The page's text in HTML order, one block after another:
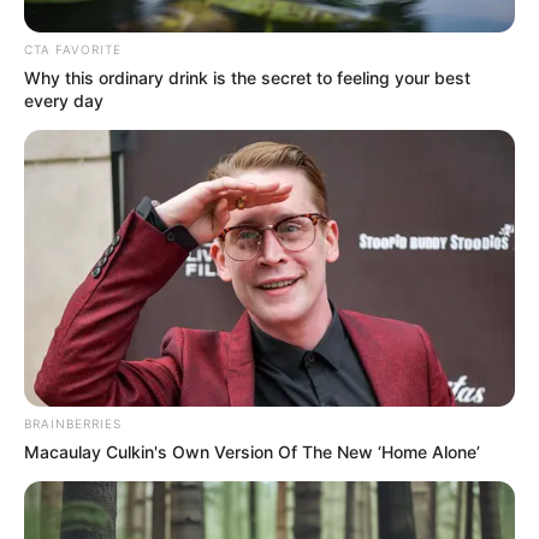
ΔΗΜΟΦΙΛΗ ΑΡΘΡΑ
Η Ρωσία κινητοποίησε το πυρηνικό
υποβρύχιο «K-329 Belgorod» για να
CTA FAVORITE
Why this ordinary drink is the secret to feeling your best
every day
BRAINBERRIES
Macaulay Culkin's Own Version Of The New ‘Home Alone’